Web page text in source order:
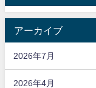
アーカイブ
2026年7月
2026年4月